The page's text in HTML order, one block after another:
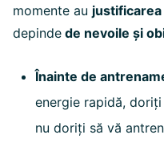
momente au justificarea
depinde de nevoile și
Înainte de
energie rapidă,
nu doriți să vă